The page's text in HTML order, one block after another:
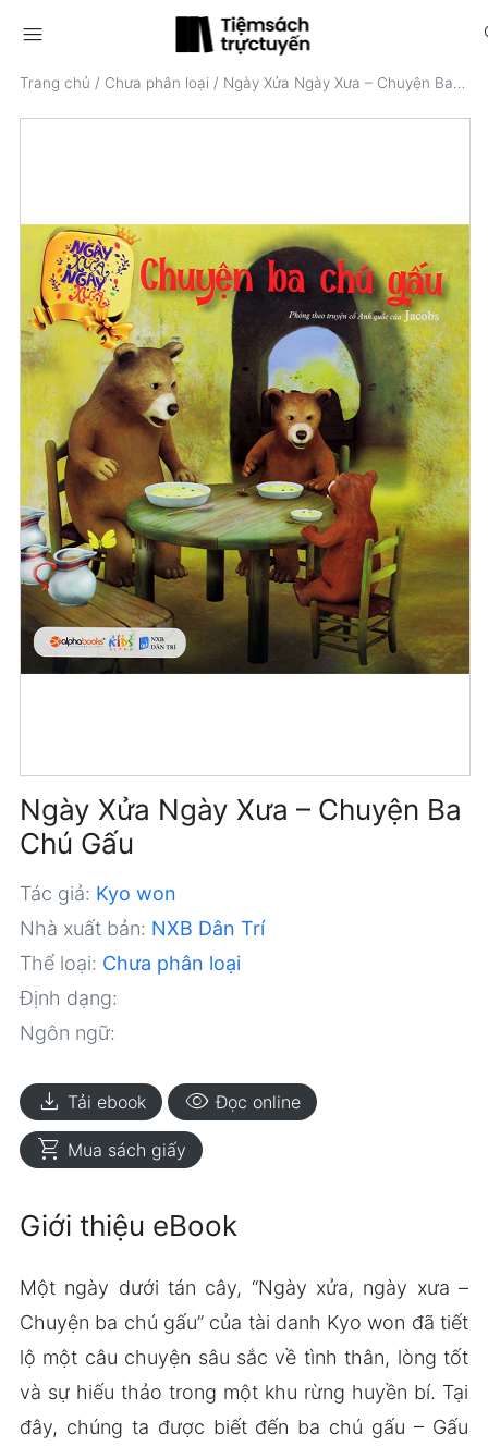
menu
Trang chủ / Chưa phân loại / Ngày Xửa Ngày Xưa – Chuyện Ba Chú Gấu
Ngày Xửa Ngày Xưa – Chuyện Ba
Chú Gấu
Tác giả: Kyo won
Nhà xuất bản: NXB Dân Trí
Thể loại: Chưa phân loại
Định dạng:
Ngôn ngữ:
download Tải ebook visibility Đọc online
shopping_cart Mua sách giấy
Giới thiệu eBook
Một ngày dưới tán cây, “Ngày xửa, ngày xưa –
Chuyện ba chú gấu” của tài danh Kyo won đã tiết
lộ một câu chuyện sâu sắc về tình thân, lòng tốt
và sự hiếu thảo trong một khu rừng huyền bí. Tại
đây, chúng ta được biết đến ba chú gấu – Gấu